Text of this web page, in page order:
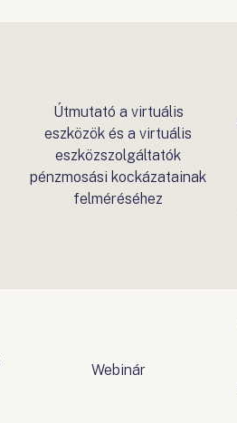
Útmutató a virtuális
eszközök és a virtuális
eszközszolgáltatók
pénzmosási kockázatainak
felméréséhez
Webinár